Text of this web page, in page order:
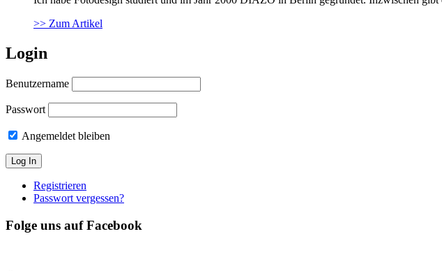
>> Zum Artikel
Login
Benutzername
Passwort
Angemeldet bleiben
Registrieren
Passwort vergessen?
Folge uns auf Facebook